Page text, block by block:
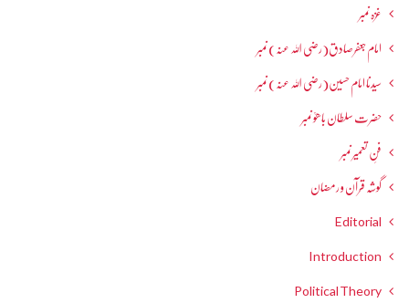
غزہ نمبر
امام جعفرصادق(رضی اللہ عنہ) نمبر
سیدنا امام حسین(رضی اللہ عنہ) نمبر
حضرت سلطان باھوؒ نمبر
فنِ تعمیر نمبر
گوشہ قرآن و رمضان
Editorial
Introduction
Political Theory